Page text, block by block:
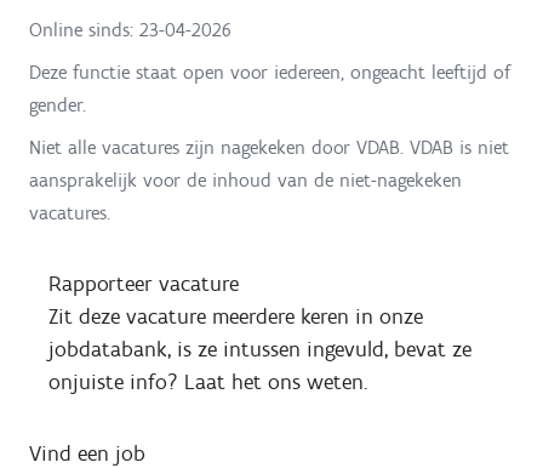
Online sinds: 23-04-2026
Deze functie staat open voor iedereen, ongeacht leeftijd of
gender.
Niet alle vacatures zijn nagekeken door VDAB. VDAB is niet
aansprakelijk voor de inhoud van de niet-nagekeken
vacatures.
Rapporteer vacature
Zit deze vacature meerdere keren in onze
jobdatabank, is ze intussen ingevuld, bevat ze
onjuiste info? Laat het ons weten.
Vind een job